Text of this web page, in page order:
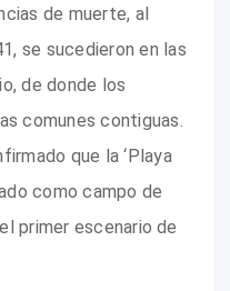
de muerte, al
se sucedieron en las
de donde los
comunes contiguas.
que la ‘Playa
como campo de
primer escenario de